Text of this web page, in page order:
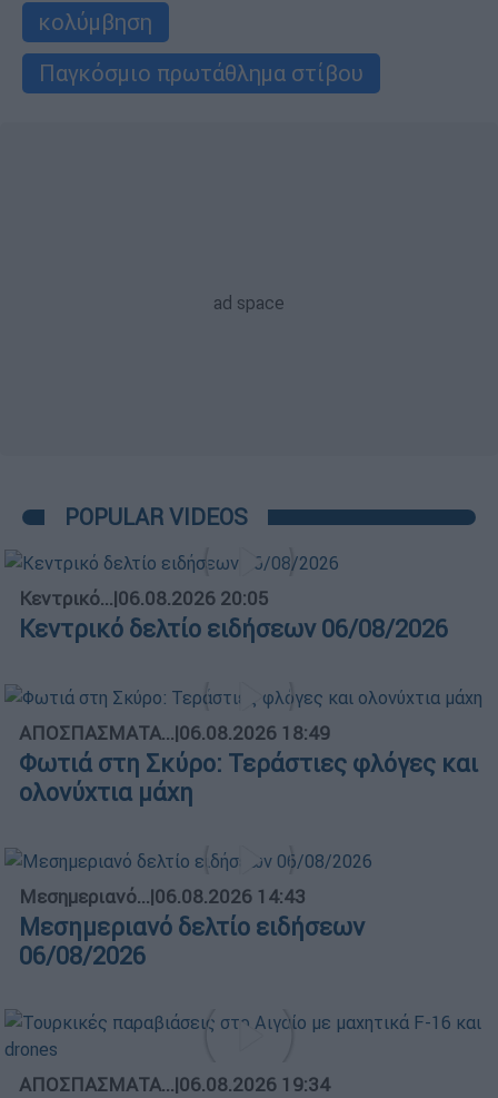
κολύμβηση
Παγκόσμιο πρωτάθλημα στίβου
POPULAR VIDEOS
Κεντρικό...|06.08.2026 20:05
Κεντρικό δελτίο ειδήσεων 06/08/2026
ΑΠΟΣΠΑΣΜΑΤΑ...|06.08.2026 18:49
Φωτιά στη Σκύρο: Τεράστιες φλόγες και
ολονύχτια μάχη
Μεσημεριανό...|06.08.2026 14:43
Μεσημεριανό δελτίο ειδήσεων
06/08/2026
ΑΠΟΣΠΑΣΜΑΤΑ...|06.08.2026 19:34